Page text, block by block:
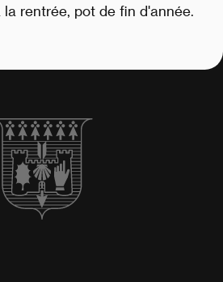
rentrée, pot de fin d'année.